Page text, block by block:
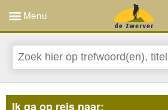
Menu
Ik ga op reis naar: